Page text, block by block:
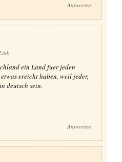
Antworten
ein Land fuer jeden
ereicht haben, weil jeder,
deutsch sein.
Antworten